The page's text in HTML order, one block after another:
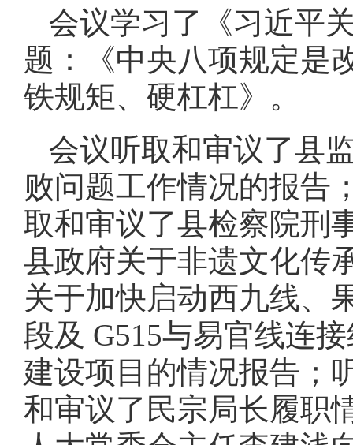
会议学习了《习近平
题：《中央八项规定是
铁规矩、硬杠杠》。
会议听取和审议了县
败问题工作情况的报告
取和审议了县检察院刑
县政府关于非遗文化传
关于加快启动西九线、
段及 G515与易官线连
建设项目的情况报告；
和审议了民宗局长履职